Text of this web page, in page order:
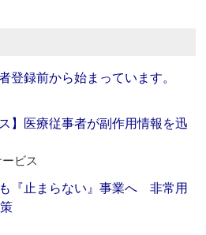
登録前から始まっています。
】医療従事者が副作用情報を迅
ビス
も『止まらない』事業へ 非常用